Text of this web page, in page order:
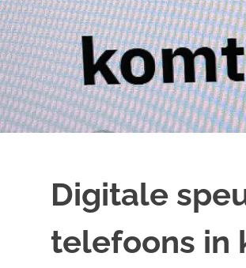
Digitale
telefoons in